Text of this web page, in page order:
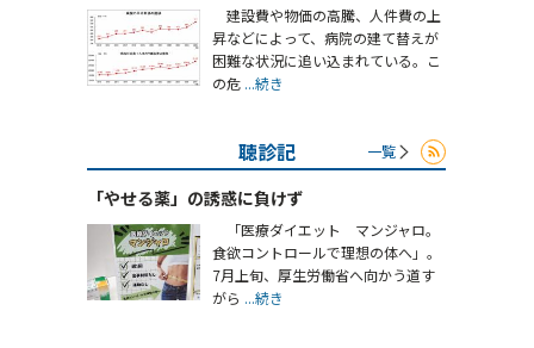
建設費や物価の高騰、人件費の上
昇などによって、病院の建て替えが
困難な状況に追い込まれている。こ
の危 ...続き
聴診記 一覧
「やせる薬」の誘惑に負けず
「医療ダイエット マンジャロ。
食欲コントロールで理想の体へ」。
7月上旬、厚生労働省へ向かう道す
がら ...続き